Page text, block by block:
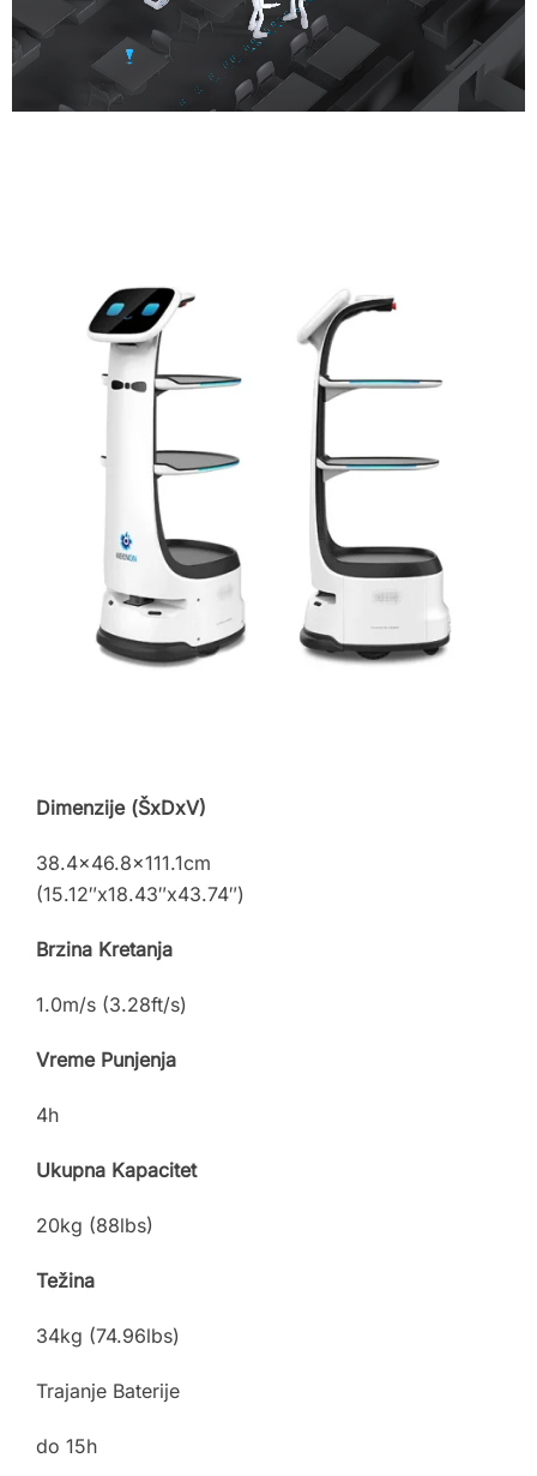
Dimenzije (ŠxDxV)
38.4×46.8×111.1cm
(15.12″x18.43″x43.74″)
Brzina Kretanja
1.0m/s (3.28ft/s)
Vreme Punjenja
4h
Ukupna Kapacitet
20kg (88lbs)
Težina
34kg (74.96lbs)
Trajanje Baterije
do 15h